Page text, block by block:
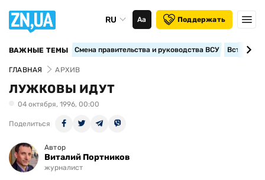
RU Аа Поддержать
ВАЖНЫЕ ТЕМЫ Смена правительства и руководства ВСУ
ГЛАВНАЯ АРХИВ
ЛУЖКОВЫ ИДУТ
04 октября, 1996, 00:00
Поделиться
Автор
Виталий Портников
журналист